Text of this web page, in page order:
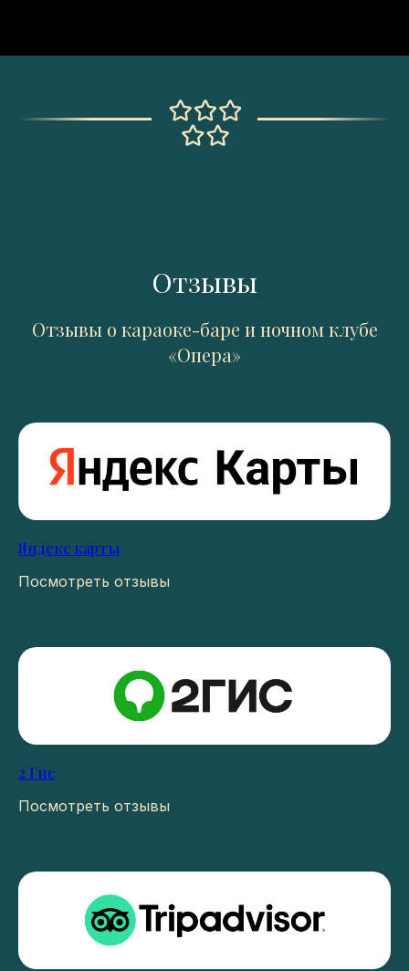
Отзывы
Отзывы о караоке-баре и ночном клубе
«Опера»
Яндекс карты
Посмотреть отзывы
2 Гис
Посмотреть отзывы